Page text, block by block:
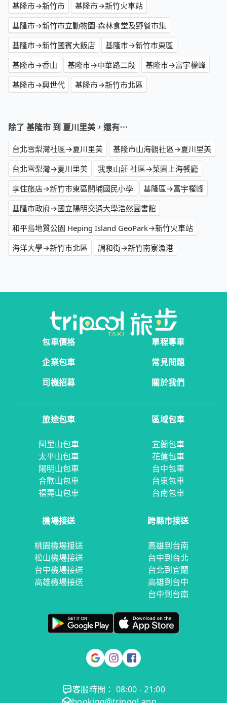
基隆市→新竹市
基隆市→新竹火車站
基隆市→新竹市立動物園-森林食堂及野餐市集
基隆市→新竹國賓大飯店
基隆市→新竹市東區
基隆市→香山
基隆市→中華路二段
基隆市→富宇權峰
基隆市→興世代
基隆市→新竹市北區
除了 基隆市 到 夏川里美，還有⋯
台北雪梨灣社區→夏川里美
基隆市山海觀社區→夏川里美
台北雪梨灣→夏川里美
我泉山莊 社區→菜園上海餐廳
享住旅店→新竹市東區關埔國民小學
基隆區→富宇權峰
基隆市政府→國立陽明交通大學浩然圖書館
和平島地質公園 Heping Island GeoPark→新竹火車站
海洋大學→新竹市北區
調和街→新竹南寮漁港
包車價格
單程專車
企業包車
常見問題
司機招募
關於我們
旅途包車
阿里山包車
太平山包車
陽明山包車
合歡山包車
福壽山包車
區域包車
宜蘭包車
花蓮包車
台中包車
台東包車
台南包車
機場接送
桃園機場接送
松山機場接送
台中機場接送
高雄機場接送
跨縣市接送
高雄到台南
台中到台北
台北到宜蘭
高雄到台中
台中到台南
客服時間： 08:00 - 21:00